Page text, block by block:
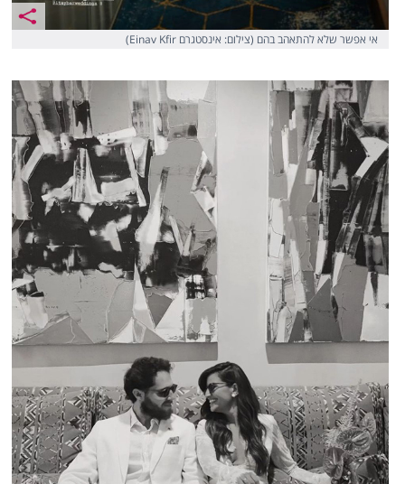
אי אפשר שלא להתאהב בהם (צילום: אינסטגרם Einav Kfir)